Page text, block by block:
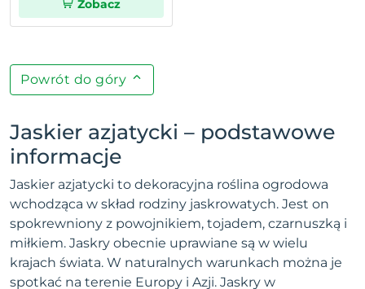
Zobacz
Powrót do góry
Jaskier azjatycki – podstawowe
informacje
Jaskier azjatycki to dekoracyjna roślina ogrodowa
wchodząca w skład rodziny jaskrowatych. Jest on
spokrewniony z powojnikiem, tojadem, czarnuszką i
miłkiem. Jaskry obecnie uprawiane są w wielu
krajach świata. W naturalnych warunkach można je
spotkać na terenie Europy i Azji. Jaskry w